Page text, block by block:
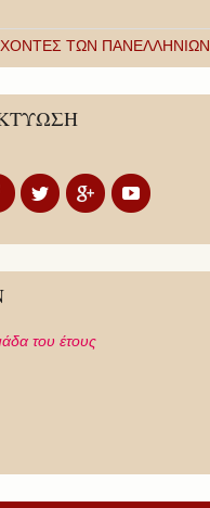
ΤΩΝ ΠΑΝΕΛΛΗΝΙΩΝ
του έτους